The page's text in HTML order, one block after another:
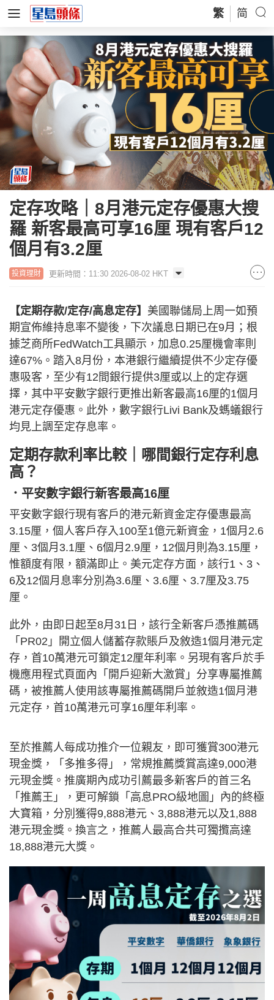
繁 简
定存攻略｜8月港元定存優惠大搜
羅 新客最高可享16厘 現有客戶12
個月有3.2厘
投資理財 更新時間：11:30 2026-08-02 HKT
【定期存款/定存/高息定存】 美國聯儲局上周一如預
期宣佈維持息率不變後，下次議息日期已在9月；根
據芝商所FedWatch工具顯示，加息0.25厘機會率則
達67%。踏入8月份，本港銀行繼續提供不少定存優
惠吸客，至少有12間銀行提供3厘或以上的定存選
擇，其中平安數字銀行更推出新客最高16厘的1個月
港元定存優惠。此外，數字銀行Livi Bank及螞蟻銀行
均見上調至定存息率。
定期存款利率比較｜哪間銀行定存利息
高？
．平安數字銀行新客最高16厘
平安數字銀行現有客戶的港元新資金定存優惠最高
3.15厘，個人客戶存入100至1億元新資金，1個月2.6
厘、3個月3.1厘、6個月2.9厘，12個月則為3.15厘，
惟額度有限，額滿即止。美元定存方面，該行1、3、
6及12個月息率分別為3.6厘、3.6厘、3.7厘及3.75
厘。
此外，由即日起至8月31日，該行全新客戶憑推薦碼
「PR02」開立個人儲蓄存款賬戶及敘造1個月港元定
存，首10萬港元可鎖定12厘年利率。另現有客戶於手
機應用程式頁面內「開戶迎新大激賞」分享專屬推薦
碼，被推薦人使用該專屬推薦碼開戶並敘造1個月港
元定存，首10萬港元可享16厘年利率。
至於推薦人每成功推介一位親友，即可獲賞300港元
現金獎，「多推多得」，常規推薦獎賞高達9,000港
元現金獎。推廣期內成功引薦最多新客戶的首三名
「推薦王」，更可解鎖「高息PRO級地圖」內的終極
大寶箱，分別獲得9,888港元、3,888港元以及1,888
港元現金獎。換言之，推薦人最高合共可獨攬高達
18,888港元大獎。